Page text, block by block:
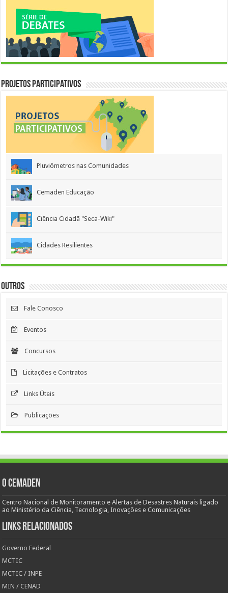
Projetos Participativos
Pluviômetros nas Comunidades
Cemaden Educação
Ciência Cidadã "Seca-Wiki"
Cidades Resilientes
Outros
Fale Conosco
Eventos
Concursos
Licitações e Contratos
Links Úteis
Publicações
O Cemaden
Centro Nacional de Monitoramento e Alertas de Desastres Naturais ligado
ao Ministério da Ciência, Tecnologia, Inovações e Comunicações
Links Relacionados
Governo Federal
MCTIC
MCTIC / INPE
MIN / CENAD